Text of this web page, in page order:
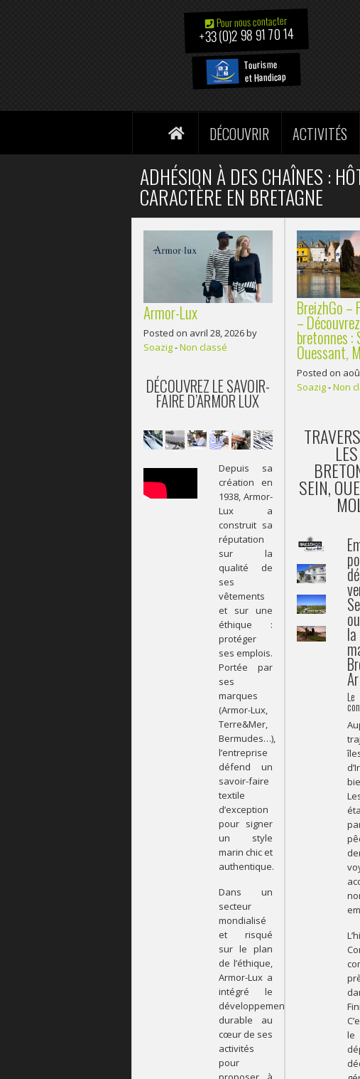
Pour nous contacter
+33 (0)2 98 91 70 14
Tourisme
et Handicap
DÉCOUVRIR ACTIVITÉS
ADHÉSION À DES CHAÎNES :
CARACTÈRE EN BRETAGNE
Armor-Lux
Posted on avril 28, 2026 by
Soazig-Non classé
DÉCOUVREZ LE SAVOIR-
FAIRE D’ARMOR LUX
Depuis sa
création en
1938, Armor-
Lux a
construit sa
réputation
sur la
qualité de
ses
vêtements
et sur une
éthique :
protéger
ses emplois.
Portée par
ses
marques
(Armor-Lux,
Terre&Mer,
Bermudes…),
l’entreprise
défend un
savoir-faire
textile
d’exception
pour signer
un style
marin chic et
authentique.
Dans un
secteur
mondialisé
et risqué
sur le plan
de l’éthique,
Armor-Lux a
intégré le
développement
durable au
cœur de ses
activités
pour
BreizhGo –
–
bretonnes :
Ouessant,
Posted on
Soazig-Non
SEIN,